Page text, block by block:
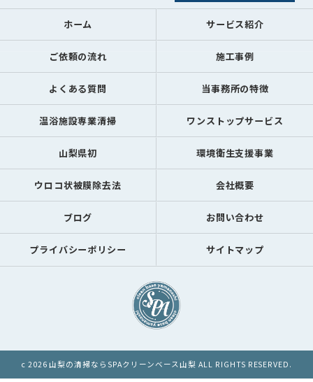
ホーム サービス紹介
ご依頼の流れ 施工事例
よくある質問 当事務所の特徴
温浴施設専業清掃 ワンストップサービス
山梨県初 環境衛生支援事業
ウロコ状被膜除去法 会社概要
ブログ お問い合わせ
プライバシーポリシー サイトマップ
c 2026 山梨の清掃ならSPAクリーンベース山梨 ALL RIGHTS RESERVED.